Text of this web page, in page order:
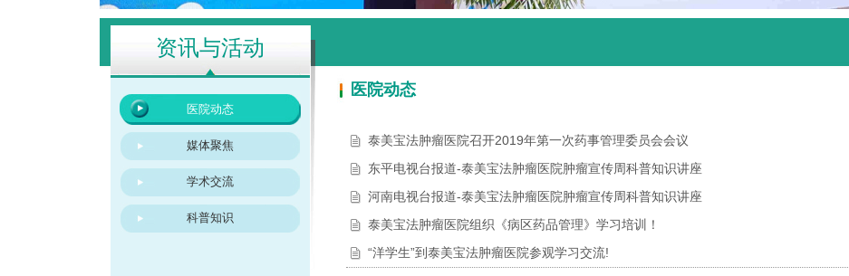
资讯与活动
医院动态
媒体聚焦
学术交流
科普知识
医院动态
泰美宝法肿瘤医院召开2019年第一次药事管理委员会会议
东平电视台报道-泰美宝法肿瘤医院肿瘤宣传周科普知识讲座
河南电视台报道-泰美宝法肿瘤医院肿瘤宣传周科普知识讲座
泰美宝法肿瘤医院组织《病区药品管理》学习培训！
“洋学生”到泰美宝法肿瘤医院参观学习交流!